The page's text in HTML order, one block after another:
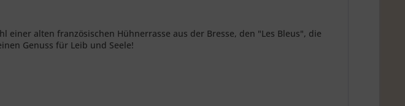
alten französischen Hühnerrasse aus der Bresse, den "Les Bleus", die
Genuss für Leib und Seele!